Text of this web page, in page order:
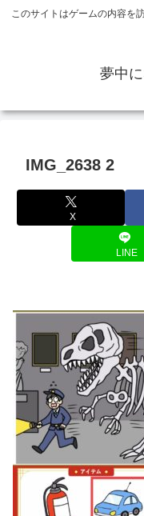
このサイトはゲームの内容を
夢中
IMG_2638 2
X
LINE